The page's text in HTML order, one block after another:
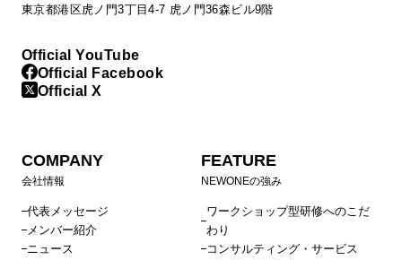
東京都港区虎ノ門3丁目4-7 虎ノ門36森ビル9階
Official YouTube
Official Facebook
Official X
COMPANY
会社情報
代表メッセージ
メンバー紹介
ニュース
FEATURE
NEWONEの強み
ワークショップ型研修へのこだ
わり
コンサルティング・サービス